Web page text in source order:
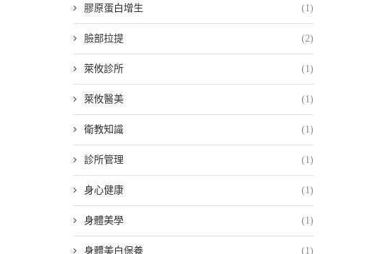
膠原蛋白增生 (1)
臉部拉提 (2)
萊攸診所 (1)
萊攸醫美 (1)
衛教知識 (1)
診所管理 (1)
身心健康 (1)
身體美學 (1)
身體美白保養 (1)